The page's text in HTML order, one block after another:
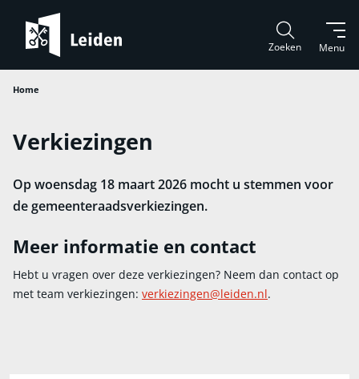
Menu
Zoeken
Home
Verkiezingen
Op woensdag 18 maart 2026 mocht u stemmen voor
de gemeenteraadsverkiezingen.
Meer informatie en contact
Hebt u vragen over deze verkiezingen? Neem dan contact op
met team verkiezingen: verkiezingen@leiden.nl.